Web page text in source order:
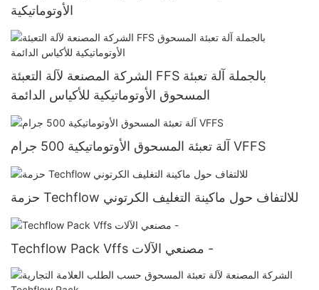
الأوتوماتيكية
الشركة المصنعة لآلة التعبئة FFS بالجملة آلة تعبئة
المسحوق الأوتوماتيكية للأكياس الدائمة
آلة تعبئة المسحوق الأوتوماتيكية 500 جرام VFFS
حزمة Techflow للالتفاف حول ماكينة التغليف الكرتوني
Techflow Pack Vffs مصنعي الآلات -